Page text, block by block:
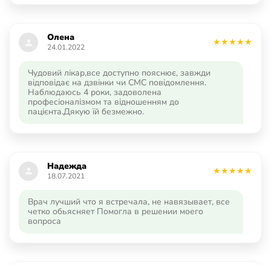
Чудовий лікар,все доступно пояснює, завжди
відповідає на дзвінки чи СМС повідомлення.
Наблюдаюсь 4 роки, задоволена
професіоналізмом та відношенням до
пацієнта.Дякую їй безмежно.
24.01.2022
Олена
Врач лучший что я встречала, не навязывает, все
четко обьясняет Помогла в решении моего
вопроса
18.07.2021
Надежда